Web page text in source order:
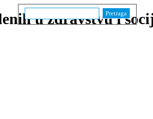
u zdravstvu i
Pretraga